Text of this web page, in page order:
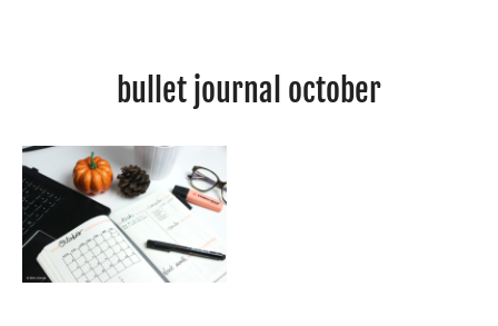
bullet journal october